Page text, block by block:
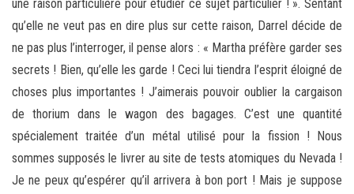
une raison particulière pour étudier ce sujet particulier ! ». Sentant
qu’elle ne veut pas en dire plus sur cette raison, Darrel décide de
ne pas plus l’interroger, il pense alors : « Martha préfère garder ses
secrets ! Bien, qu’elle les garde ! Ceci lui tiendra l’esprit éloigné de
choses plus importantes ! J’aimerais pouvoir oublier la cargaison
de thorium dans le wagon des bagages. C’est une quantité
spécialement traitée d’un métal utilisé pour la fission ! Nous
sommes supposés le livrer au site de tests atomiques du Nevada !
Je ne peux qu’espérer qu’il arrivera à bon port ! Mais je suppose